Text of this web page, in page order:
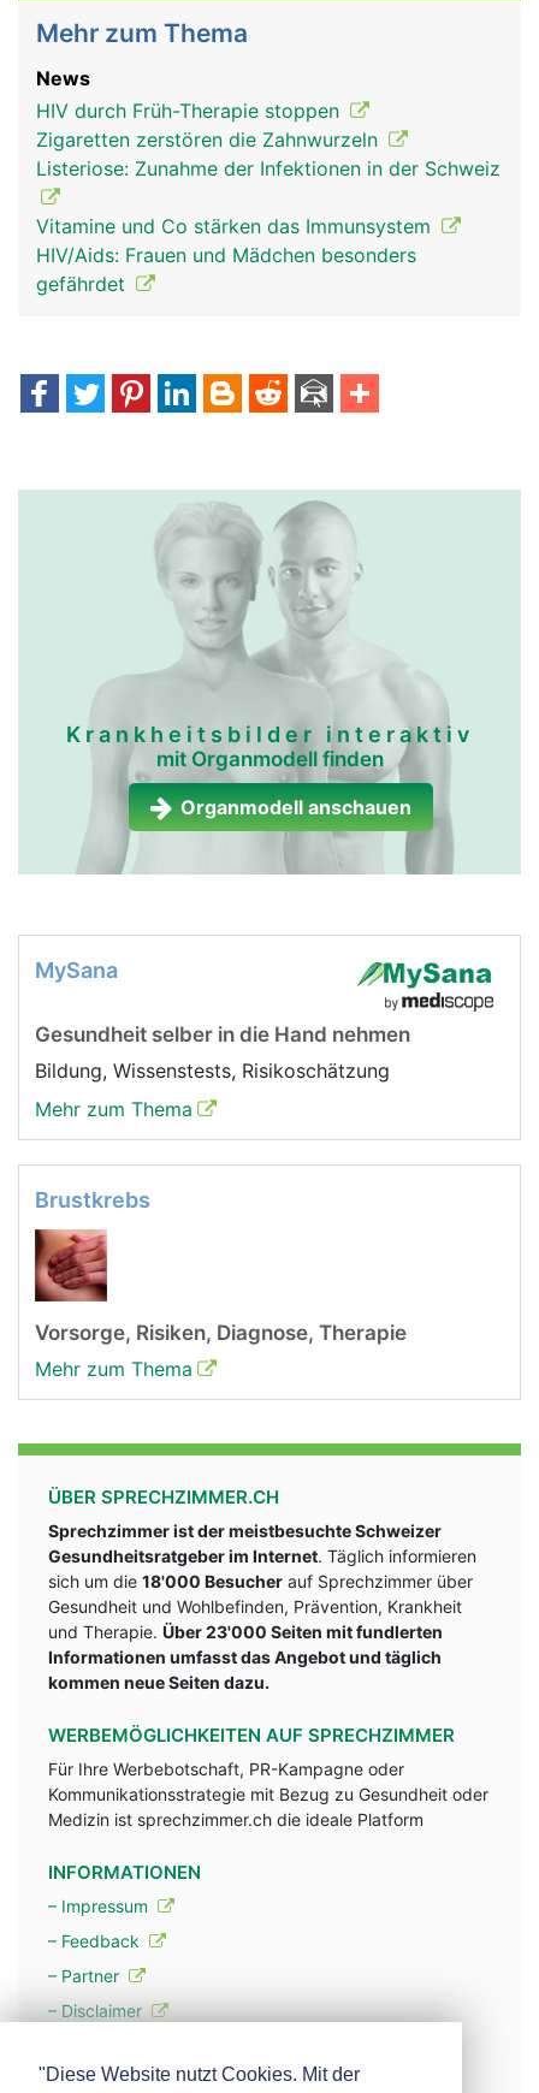
Mehr zum Thema
News
HIV durch Früh-Therapie stoppen
Zigaretten zerstören die Zahnwurzeln
Listeriose: Zunahme der Infektionen in der Schweiz
Vitamine und Co stärken das Immunsystem
HIV/Aids: Frauen und Mädchen besonders
gefährdet
Krankheitsbilder interaktiv
mit Organmodell finden
Organmodell anschauen
MySana
Gesundheit selber in die Hand nehmen
Bildung, Wissenstests, Risikoschätzung
Mehr zum Thema
Brustkrebs
Vorsorge, Risiken, Diagnose, Therapie
Mehr zum Thema
ÜBER SPRECHZIMMER.CH
Sprechzimmer ist der meistbesuchte Schweizer
Gesundheitsratgeber im Internet. Täglich informieren
sich um die 18'000 Besucher auf Sprechzimmer über
Gesundheit und Wohlbefinden, Prävention, Krankheit
und Therapie. Über 23'000 Seiten mit fundlerten
Informationen umfasst das Angebot und täglich
kommen neue Seiten dazu.
WERBEMÖGLICHKEITEN AUF SPRECHZIMMER
Für Ihre Werbebotschaft, PR-Kampagne oder
Kommunikationsstrategie mit Bezug zu Gesundheit oder
Medizin ist sprechzimmer.ch die ideale Platform
INFORMATIONEN
– Impressum
– Feedback
– Partner
– Disclaimer
"Diese Website nutzt Cookies. Mit der